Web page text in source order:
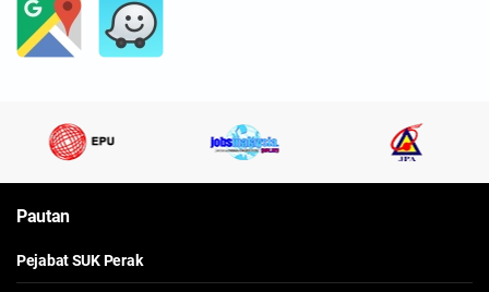
Pautan
Pejabat SUK Perak